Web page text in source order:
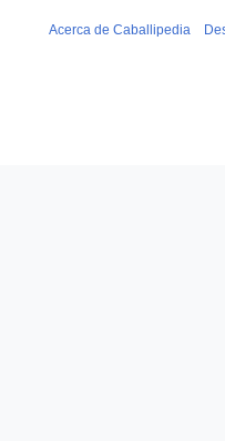
Acerca de Caballipedia